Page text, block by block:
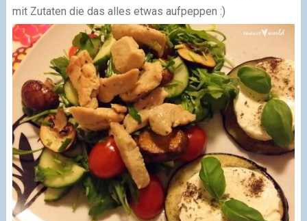
mit Zutaten die das alles etwas aufpeppen :)